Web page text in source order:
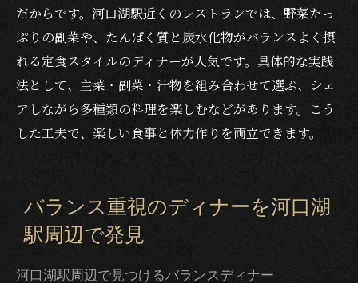
だからです。河口湖駅近くのレストランでは、野菜たっ
ぷりの副菜や、たんぱく質と炭水化物がバランスよく摂
れる定食スタイルのディナーが人気です。具体的な実践
法として、主菜・副菜・汁物を組み合わせて選ぶ、シェ
アしながら多種類の料理を楽しむなどがあります。こう
した工夫で、楽しい食事と体力作りを両立できます。
バランス重視のディナーを河口湖
駅周辺で発見
河口湖駅周辺で見つけるバランスディナー